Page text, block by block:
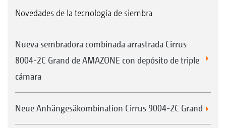
Novedades de la tecnología de siembra
Nueva sembradora combinada arrastrada Cirrus
8004-2C Grand de AMAZONE con depósito de triple
cámara
Neue Anhängesäkombination Cirrus 9004-2C Grand